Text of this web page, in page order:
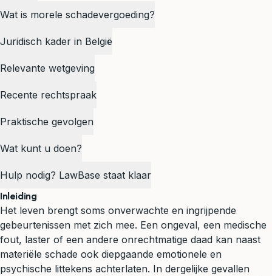
Wat is morele schadevergoeding?
Juridisch kader in België
Relevante wetgeving
Recente rechtspraak
Praktische gevolgen
Wat kunt u doen?
Hulp nodig? LawBase staat klaar
Inleiding
Het leven brengt soms onverwachte en ingrijpende
gebeurtenissen met zich mee. Een ongeval, een medische
fout, laster of een andere onrechtmatige daad kan naast
materiële schade ook diepgaande emotionele en
psychische littekens achterlaten. In dergelijke gevallen